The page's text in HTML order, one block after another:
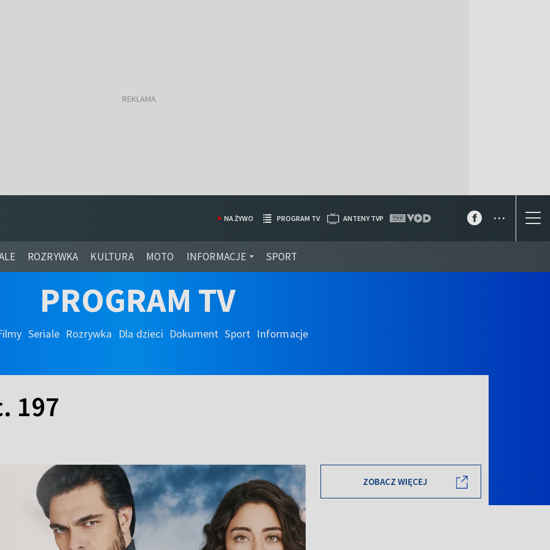
ROZRYWKA KULTURA MOTO INFORMACJE SPORT
NA ŻYWO PROGRAM TV ANTENY TVP ...
PROGRAM TV
Seriale Rozrywka Dla dzieci Dokument Sport Informacje
197
ZOBACZ WIĘCEJ